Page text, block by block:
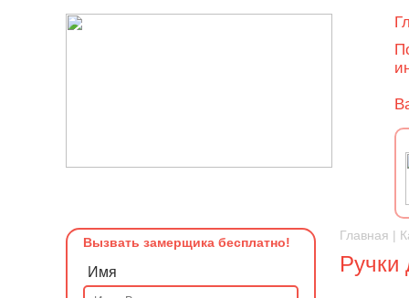
Вызвать замерщика бесплатно!
Имя
Главная |
Ручки